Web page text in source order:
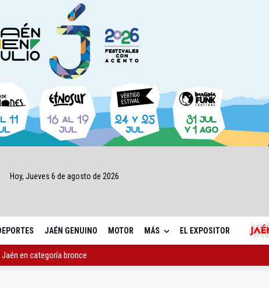
Hoy, Jueves 6 de agosto de 2026
JAÉN GENUINO MOTOR MÁS EL EXPOSITOR
en categoría bronce